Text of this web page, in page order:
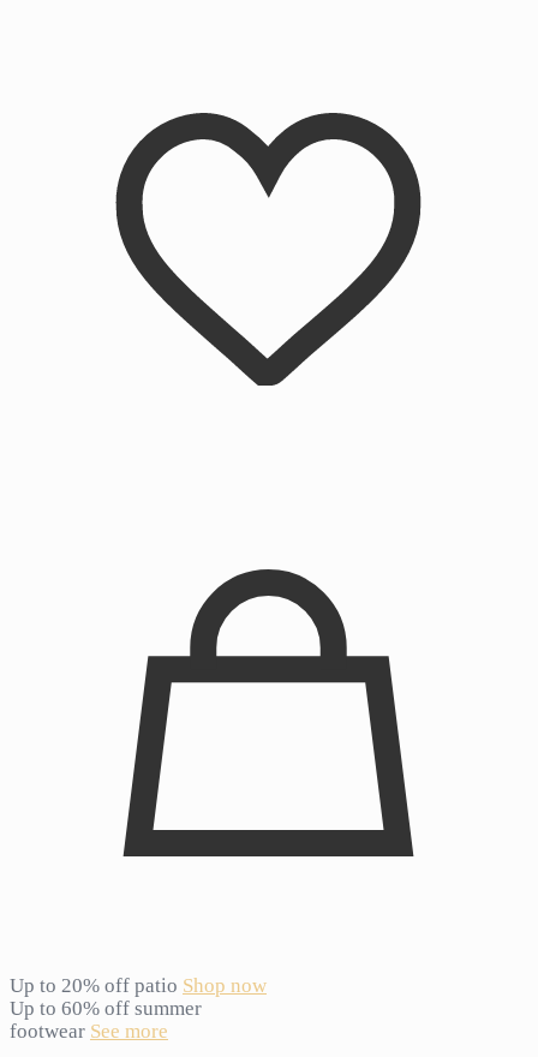
Up to 20% off patio Shop now
Up to 60% off summer
footwear See more